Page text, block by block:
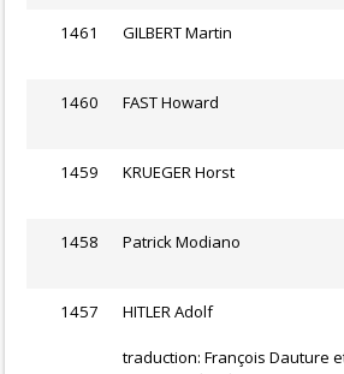
1461 GILBERT Martin
1460 FAST Howard
1459 KRUEGER Horst
1458 Patrick Modiano
1457 HITLER Adolf
traduction: François Dauture